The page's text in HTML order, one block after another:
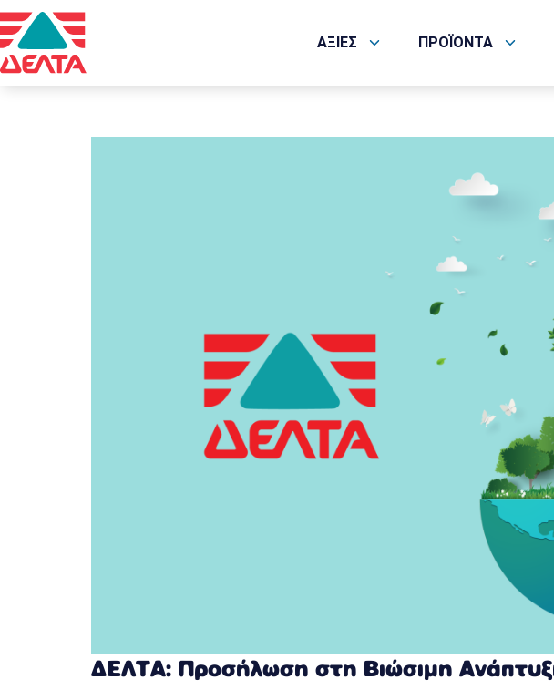
ΑΞΙΕΣ ΠΡΟΪΟΝΤΑ
ΔΕΛΤΑ: Προσήλωση στη Βιώσιμη